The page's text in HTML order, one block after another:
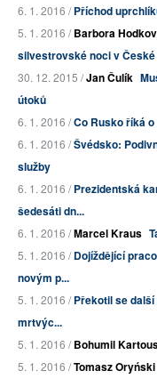
6. 1. 2016 /Příchod
5. 1. 2016 /Barbora
silvestrovské noci v
30. 12. 2015 /Jan Čulík
útoků
6. 1. 2016 /Co Rusko říká
6. 1. 2016 /Švédsko:
služby
6. 1. 2016 /Prezidentská
šedesáti dn...
6. 1. 2016 /Marcel Kraus
5. 1. 2016 /Dojíždějící
novým p...
5. 1. 2016 /Překotil se
mrtvýc...
5. 1. 2016 /Bohumil
5. 1. 2016 /Tomasz Oryński